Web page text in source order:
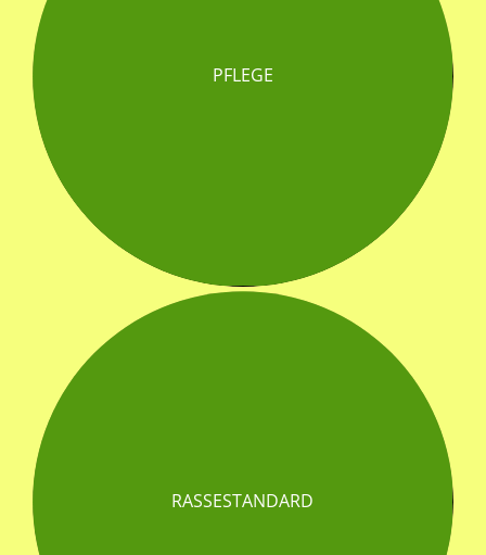
PFLEGE
RASSESTANDARD